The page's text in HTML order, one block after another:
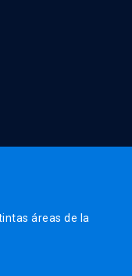
áreas de la